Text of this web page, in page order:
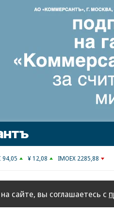
94,05 ¥ 12,08 IMOEX 2285,88
сайте, вы соглашаетесь с